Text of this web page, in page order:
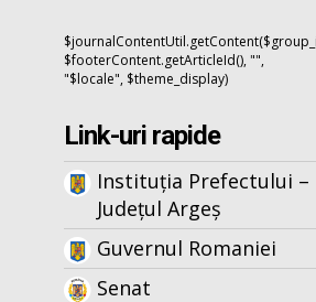
$footerContent.getArticleId(), "",
"$locale", $theme_display)
Link-uri rapide
Instituția Prefectului –
Județul Argeș
Guvernul Romaniei
Senat